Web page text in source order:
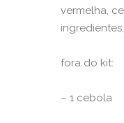
vermelha,
fora do kit:
– 1 cebola